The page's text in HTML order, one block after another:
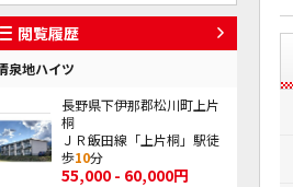
閲覧履歴
泉地ハイツ
長野県下伊那郡松川町上片
桐
ＪＲ飯田線「上片桐」駅徒
歩10分
55,000 - 60,000円